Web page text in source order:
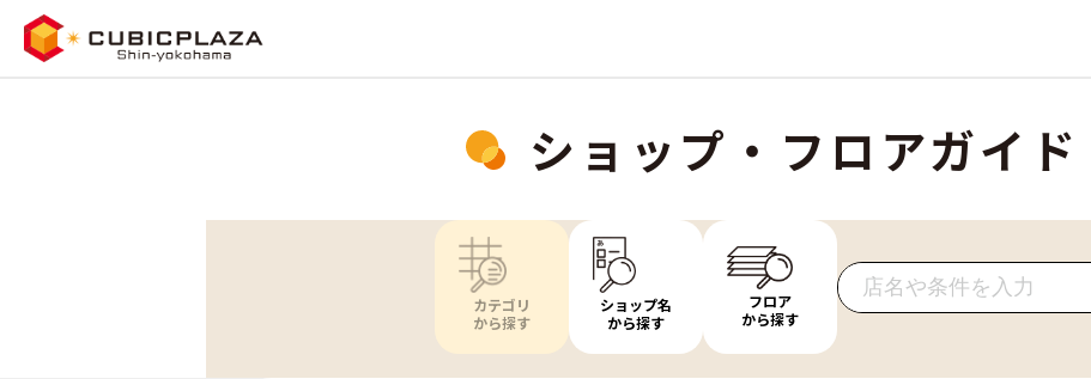
ショップ・フロアガイド
カテゴリ
から探す
ショップ名
から探す
フロア
から探す